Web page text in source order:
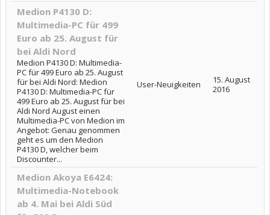
Medion P4130 D:
Multimedia-PC für 499
Euro ab 25. August für
bei Aldi Nord
Medion P4130 D: Multimedia-
PC für 499 Euro ab 25. August
für bei Aldi Nord: Medion
P4130 D: Multimedia-PC für
499 Euro ab 25. August für bei
Aldi Nord August einen
Multimedia-PC von Medion im
Angebot: Genau genommen
geht es um den Medion
P4130 D, welcher beim
Discounter...
User-Neuigkeiten
15. August
2016
Medion Akoya E6424:
Multimedia-Notebook
ab 4. Mai bei Aldi Süd